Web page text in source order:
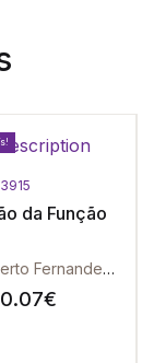
da Função
Carlos Alberto Fernandes Cadilha
€